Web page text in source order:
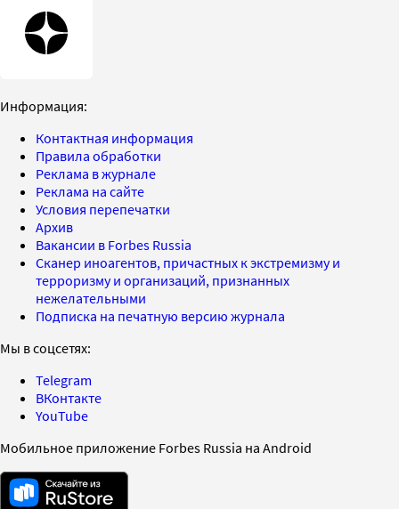
Информация:
Контактная информация
Правила обработки
Реклама в журнале
Реклама на сайте
Условия перепечатки
Архив
Вакансии в Forbes Russia
Сканер иноагентов, причастных к экстремизму и
терроризму и организаций, признанных
нежелательными
Подписка на печатную версию журнала
Мы в соцсетях:
Telegram
ВКонтакте
YouTube
Мобильное приложение Forbes Russia на Android